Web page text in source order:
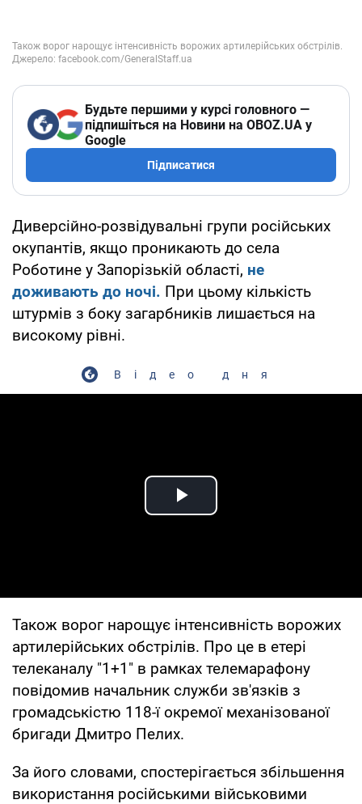
Будьте першими у курсі головного —
підпишіться на Новини на OBOZ.UA у
Google
Підписатися
Диверсійно-розвідувальні групи російських
окупантів, якщо проникають до села
Роботине у Запорізькій області, не
доживають до ночі. При цьому кількість
штурмів з боку загарбників лишається на
високому рівні.
Відео дня
Play Video
Також ворог нарощує інтенсивність ворожих
артилерійських обстрілів. Про це в етері
телеканалу "1+1" в рамках телемарафону
повідомив начальник служби зв'язків з
громадськістю 118-ї окремої механізованої
бригади Дмитро Пелих.
За його словами, спостерігається збільшення
використання російськими військовими